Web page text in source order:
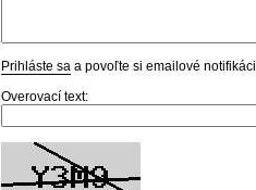
Prihláste sa a povoľte si emailové
Overovací text: